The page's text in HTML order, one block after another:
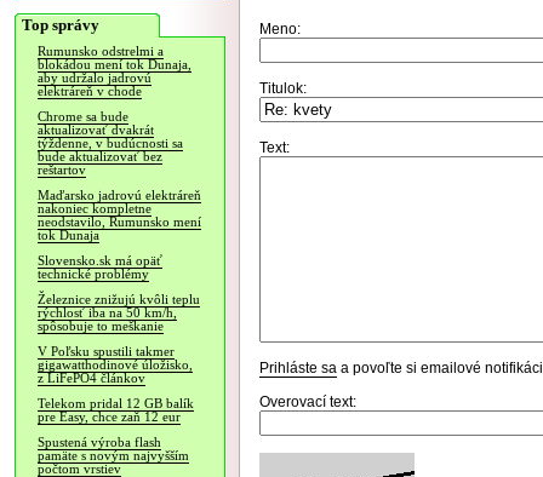
Top správy
Rumunsko odstrelmi a
blokádou mení tok Dunaja,
aby udržalo jadrovú
elektráreň v chode
Chrome sa bude
aktualizovať dvakrát
týždenne, v budúcnosti sa
bude aktualizovať bez
reštartov
Maďarsko jadrovú elektráreň
nakoniec kompletne
neodstavilo, Rumunsko mení
tok Dunaja
Slovensko.sk má opäť
technické problémy
Železnice znižujú kvôli teplu
rýchlosť iba na 50 km/h,
spôsobuje to meškanie
V Poľsku spustili takmer
gigawatthodinové úložisko,
z LiFePO4 článkov
Telekom pridal 12 GB balík
pre Easy, chce zaň 12 eur
Spustená výroba flash
pamäte s novým najvyšším
počtom vrstiev
Meno:
Titulok:
Text:
Prihláste sa a povoľte si emailové
Overovací text: